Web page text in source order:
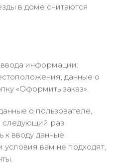
в доме считаются
информации:
данные о
«Оформить заказ».
о пользователе,
следующий раз
к вводу данные
условия вам не подходят,